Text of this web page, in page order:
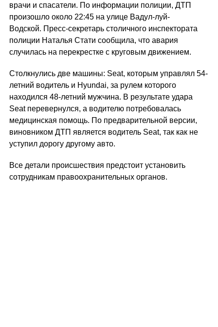
врачи и спасатели. По информации полиции, ДТП
произошло около 22:45 на улице Вадул-луй-
Водской. Пресс-секретарь столичного инспектората
полиции Наталья Стати сообщила, что авария
случилась на перекрестке с круговым движением.
Столкнулись две машины: Sеat, которым управлял 54-
летний водитель и Hyundai, за рулем которого
находился 48-летний мужчина. В результате удара
Sеat перевернулся, а водителю потребовалась
медицинская помощь. По предварительной версии,
виновником ДТП является водитель Sеat, так как не
уступил дорогу другому авто.
Все детали происшествия предстоит установить
сотрудникам правоохранительных органов.